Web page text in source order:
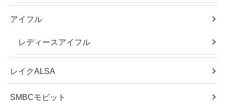
アイフル
レディースアイフル
レイクALSA
SMBCモビット